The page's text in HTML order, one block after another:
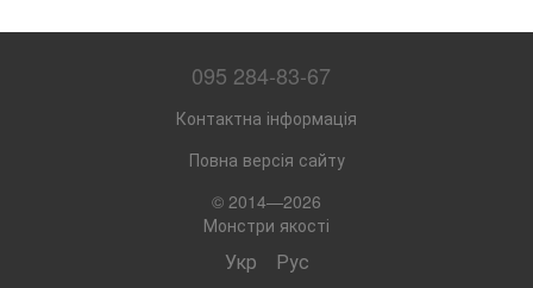
095 284-83-67
Контактна інформація
Повна версія сайту
© 2014—2026
Монстри якості
Укр Рус